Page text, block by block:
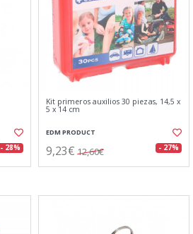
- 28%
Kit primeros auxilios 30 piezas, 14,5 x
5 x 14 cm
EDM PRODUCT
9,23€ 12,60€ - 27%